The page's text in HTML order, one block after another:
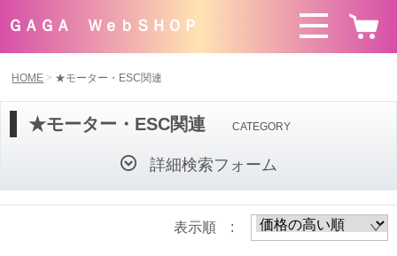
ＧＡＧＡ ＷｅｂＳＨＯＰ
HOME ★モーター・ESC関連
★モーター・ESC関連 CATEGORY
詳細検索フォーム
表示順 :